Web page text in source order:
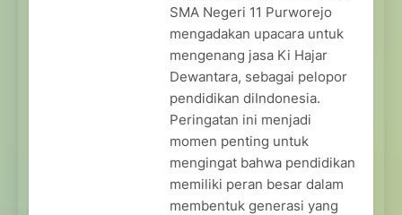
SMA Negeri 11 Purworejo
mengadakan upacara untuk
mengenang jasa Ki Hajar
Dewantara, sebagai pelopor
pendidikan diIndonesia.
Peringatan ini menjadi
momen penting untuk
mengingat bahwa pendidikan
memiliki peran besar dalam
membentuk generasi yang